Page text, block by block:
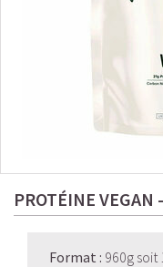
PROTÉINE VEGAN
Format : 960g soit